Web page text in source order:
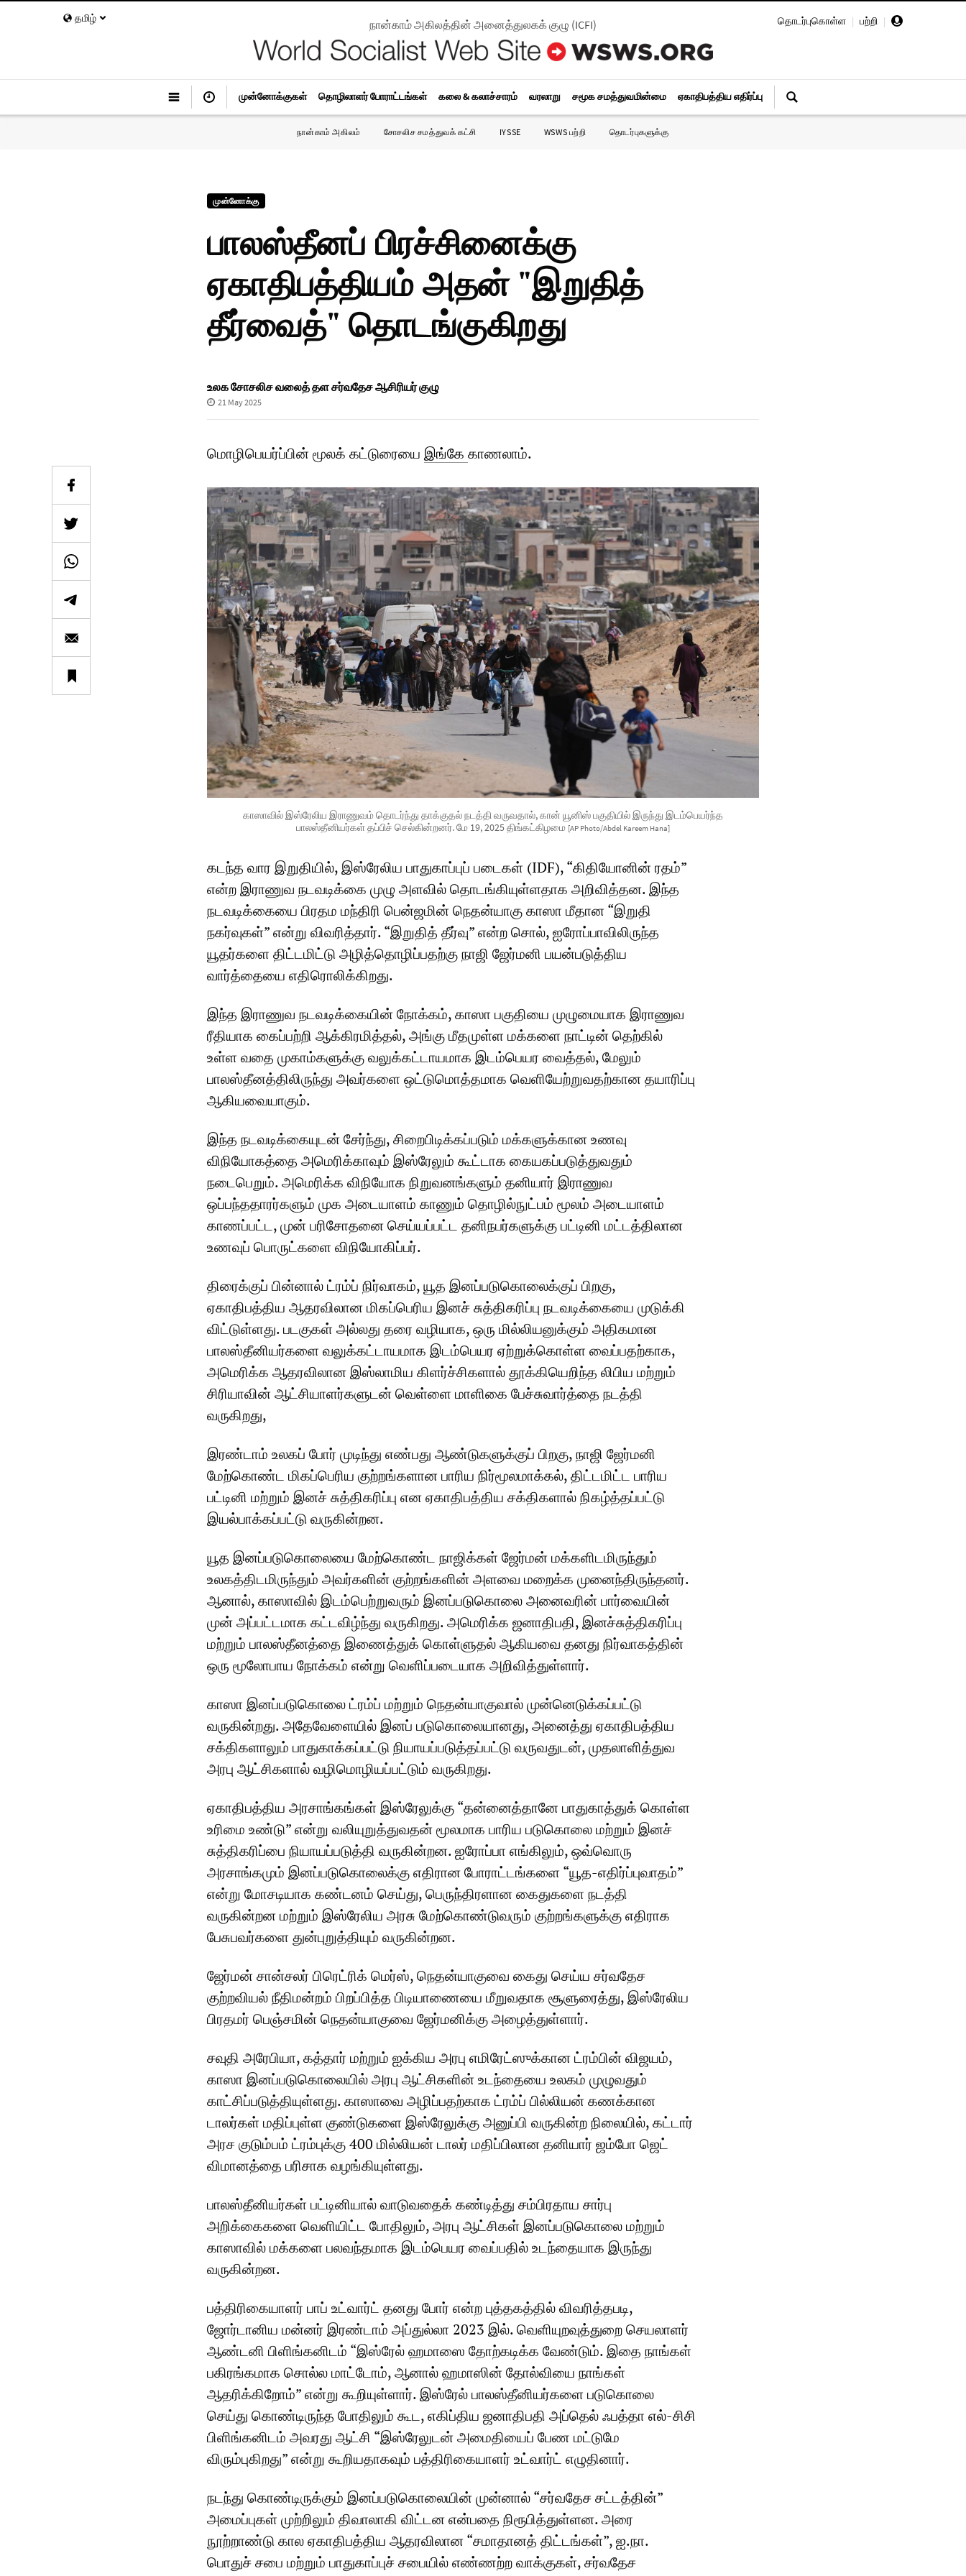
தமிழ் தொடர்புகொள்ள | பற்றி |
நான்காம் அகிலத்தின் அனைத்துலகக் குழு (ICFI)
முன்னோக்குகள் தொழிலாளர் போராட்டங்கள் கலை & கலாச்சாரம் வரலாறு சமூக சமத்துவமின்மை ஏகாதிபத்திய எதிர்ப்பு
நான்காம் அகிலம் சோசலிச சமத்துவக் கட்சி IYSSE WSWS பற்றி தொடர்புகளுக்கு
முன்னோக்கு
பாலஸ்தீனப் பிரச்சினைக்கு
ஏகாதிபத்தியம் அதன் "இறுதித்
தீர்வைத்" தொடங்குகிறது
உலக சோசலிச வலைத் தள சர்வதேச ஆசிரியர் குழு
21 May 2025
மொழிபெயர்ப்பின் மூலக் கட்டுரையை இங்கே காணலாம்.
காஸாவில் இஸ்ரேலிய இராணுவம் தொடர்ந்து தாக்குதல் நடத்தி வருவதால், கான் யூனிஸ் பகுதியில் இருந்து இடம்பெயர்ந்த
பாலஸ்தீனியர்கள் தப்பிச் செல்கின்றனர். மே 19, 2025 திங்கட்கிழமை [AP Photo/Abdel Kareem Hana]
கடந்த வார இறுதியில், இஸ்ரேலிய பாதுகாப்புப் படைகள் (IDF), “கிதியோனின் ரதம்”
என்ற இராணுவ நடவடிக்கை முழு அளவில் தொடங்கியுள்ளதாக அறிவித்தன. இந்த
நடவடிக்கையை பிரதம மந்திரி பென்ஜமின் நெதன்யாகு காஸா மீதான “இறுதி
நகர்வுகள்” என்று விவரித்தார். “இறுதித் தீர்வு” என்ற சொல், ஐரோப்பாவிலிருந்த
யூதர்களை திட்டமிட்டு அழித்தொழிப்பதற்கு நாஜி ஜேர்மனி பயன்படுத்திய
வார்த்தையை எதிரொலிக்கிறது.
இந்த இராணுவ நடவடிக்கையின் நோக்கம், காஸா பகுதியை முழுமையாக இராணுவ
ரீதியாக கைப்பற்றி ஆக்கிரமித்தல், அங்கு மீதமுள்ள மக்களை நாட்டின் தெற்கில்
உள்ள வதை முகாம்களுக்கு வலுக்கட்டாயமாக இடம்பெயர வைத்தல், மேலும்
பாலஸ்தீனத்திலிருந்து அவர்களை ஒட்டுமொத்தமாக வெளியேற்றுவதற்கான தயாரிப்பு
ஆகியவையாகும்.
இந்த நடவடிக்கையுடன் சேர்ந்து, சிறைபிடிக்கப்படும் மக்களுக்கான உணவு
விநியோகத்தை அமெரிக்காவும் இஸ்ரேலும் கூட்டாக கையகப்படுத்துவதும்
நடைபெறும். அமெரிக்க விநியோக நிறுவனங்களும் தனியார் இராணுவ
ஒப்பந்ததாரர்களும் முக அடையாளம் காணும் தொழில்நுட்பம் மூலம் அடையாளம்
காணப்பட்ட, முன் பரிசோதனை செய்யப்பட்ட தனிநபர்களுக்கு பட்டினி மட்டத்திலான
உணவுப் பொருட்களை விநியோகிப்பர்.
திரைக்குப் பின்னால் ட்ரம்ப் நிர்வாகம், யூத இனப்படுகொலைக்குப் பிறகு,
ஏகாதிபத்திய ஆதரவிலான மிகப்பெரிய இனச் சுத்திகரிப்பு நடவடிக்கையை முடுக்கி
விட்டுள்ளது. படகுகள் அல்லது தரை வழியாக, ஒரு மில்லியனுக்கும் அதிகமான
பாலஸ்தீனியர்களை வலுக்கட்டாயமாக இடம்பெயர ஏற்றுக்கொள்ள வைப்பதற்காக,
அமெரிக்க ஆதரவிலான இஸ்லாமிய கிளர்ச்சிகளால் தூக்கியெறிந்த லிபிய மற்றும்
சிரியாவின் ஆட்சியாளர்களுடன் வெள்ளை மாளிகை பேச்சுவார்த்தை நடத்தி
வருகிறது,
இரண்டாம் உலகப் போர் முடிந்து எண்பது ஆண்டுகளுக்குப் பிறகு, நாஜி ஜேர்மனி
மேற்கொண்ட மிகப்பெரிய குற்றங்களான பாரிய நிர்மூலமாக்கல், திட்டமிட்ட பாரிய
பட்டினி மற்றும் இனச் சுத்திகரிப்பு என ஏகாதிபத்திய சக்திகளால் நிகழ்த்தப்பட்டு
இயல்பாக்கப்பட்டு வருகின்றன.
யூத இனப்படுகொலையை மேற்கொண்ட நாஜிக்கள் ஜேர்மன் மக்களிடமிருந்தும்
உலகத்திடமிருந்தும் அவர்களின் குற்றங்களின் அளவை மறைக்க முனைந்திருந்தனர்.
ஆனால், காஸாவில் இடம்பெற்றுவரும் இனப்படுகொலை அனைவரின் பார்வையின்
முன் அப்பட்டமாக கட்டவிழ்ந்து வருகிறது. அமெரிக்க ஜனாதிபதி, இனச்சுத்திகரிப்பு
மற்றும் பாலஸ்தீனத்தை இணைத்துக் கொள்ளுதல் ஆகியவை தனது நிர்வாகத்தின்
ஒரு மூலோபாய நோக்கம் என்று வெளிப்படையாக அறிவித்துள்ளார்.
காஸா இனப்படுகொலை ட்ரம்ப் மற்றும் நெதன்யாகுவால் முன்னெடுக்கப்பட்டு
வருகின்றது. அதேவேளையில் இனப் படுகொலையானது, அனைத்து ஏகாதிபத்திய
சக்திகளாலும் பாதுகாக்கப்பட்டு நியாயப்படுத்தப்பட்டு வருவதுடன், முதலாளித்துவ
அரபு ஆட்சிகளால் வழிமொழியப்பட்டும் வருகிறது.
ஏகாதிபத்திய அரசாங்கங்கள் இஸ்ரேலுக்கு “தன்னைத்தானே பாதுகாத்துக் கொள்ள
உரிமை உண்டு” என்று வலியுறுத்துவதன் மூலமாக பாரிய படுகொலை மற்றும் இனச்
சுத்திகரிப்பை நியாயப்படுத்தி வருகின்றன. ஐரோப்பா எங்கிலும், ஒவ்வொரு
அரசாங்கமும் இனப்படுகொலைக்கு எதிரான போராட்டங்களை “யூத-எதிர்ப்புவாதம்”
என்று மோசடியாக கண்டனம் செய்து, பெருந்திரளான கைதுகளை நடத்தி
வருகின்றன மற்றும் இஸ்ரேலிய அரசு மேற்கொண்டுவரும் குற்றங்களுக்கு எதிராக
பேசுபவர்களை துன்புறுத்தியும் வருகின்றன.
ஜேர்மன் சான்சலர் பிரெட்ரிக் மெர்ஸ், நெதன்யாகுவை கைது செய்ய சர்வதேச
குற்றவியல் நீதிமன்றம் பிறப்பித்த பிடியாணையை மீறுவதாக சூளுரைத்து, இஸ்ரேலிய
பிரதமர் பெஞ்சமின் நெதன்யாகுவை ஜேர்மனிக்கு அழைத்துள்ளார்.
சவுதி அரேபியா, கத்தார் மற்றும் ஐக்கிய அரபு எமிரேட்ஸுக்கான ட்ரம்பின் விஜயம்,
காஸா இனப்படுகொலையில் அரபு ஆட்சிகளின் உடந்தையை உலகம் முழுவதும்
காட்சிப்படுத்தியுள்ளது. காஸாவை அழிப்பதற்காக ட்ரம்ப் பில்லியன் கணக்கான
டாலர்கள் மதிப்புள்ள குண்டுகளை இஸ்ரேலுக்கு அனுப்பி வருகின்ற நிலையில், கட்டார்
அரச குடும்பம் ட்ரம்புக்கு 400 மில்லியன் டாலர் மதிப்பிலான தனியார் ஜம்போ ஜெட்
விமானத்தை பரிசாக வழங்கியுள்ளது.
பாலஸ்தீனியர்கள் பட்டினியால் வாடுவதைக் கண்டித்து சம்பிரதாய சார்பு
அறிக்கைகளை வெளியிட்ட போதிலும், அரபு ஆட்சிகள் இனப்படுகொலை மற்றும்
காஸாவில் மக்களை பலவந்தமாக இடம்பெயர வைப்பதில் உடந்தையாக இருந்து
வருகின்றன.
பத்திரிகையாளர் பாப் உட்வார்ட் தனது போர் என்ற புத்தகத்தில் விவரித்தபடி,
ஜோர்டானிய மன்னர் இரண்டாம் அப்துல்லா 2023 இல். வெளியுறவுத்துறை செயலாளர்
ஆண்டனி பிளிங்கனிடம் “இஸ்ரேல் ஹமாஸை தோற்கடிக்க வேண்டும். இதை நாங்கள்
பகிரங்கமாக சொல்ல மாட்டோம், ஆனால் ஹமாஸின் தோல்வியை நாங்கள்
ஆதரிக்கிறோம்” என்று கூறியுள்ளார். இஸ்ரேல் பாலஸ்தீனியர்களை படுகொலை
செய்து கொண்டிருந்த போதிலும் கூட, எகிப்திய ஜனாதிபதி அப்தெல் ஃபத்தா எல்-சிசி
பிளிங்கனிடம் அவரது ஆட்சி “இஸ்ரேலுடன் அமைதியைப் பேண மட்டுமே
விரும்புகிறது” என்று கூறியதாகவும் பத்திரிகையாளர் உட்வார்ட் எழுதினார்.
நடந்து கொண்டிருக்கும் இனப்படுகொலையின் முன்னால் “சர்வதேச சட்டத்தின்”
அமைப்புகள் முற்றிலும் திவாலாகி விட்டன என்பதை நிரூபித்துள்ளன. அரை
நூற்றாண்டு கால ஏகாதிபத்திய ஆதரவிலான “சமாதானத் திட்டங்கள்”, ஐ.நா.
பொதுச் சபை மற்றும் பாதுகாப்புச் சபையில் எண்ணற்ற வாக்குகள், சர்வதேச